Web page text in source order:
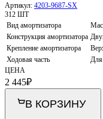
Артикул: 4203-9687-SX
312 ШТ
Вид амортизатора
Конструкция амортизатора
Крепление амортизатора
Ходовая часть
Для
ЦЕНА
2 445₽
В КОРЗИНУ